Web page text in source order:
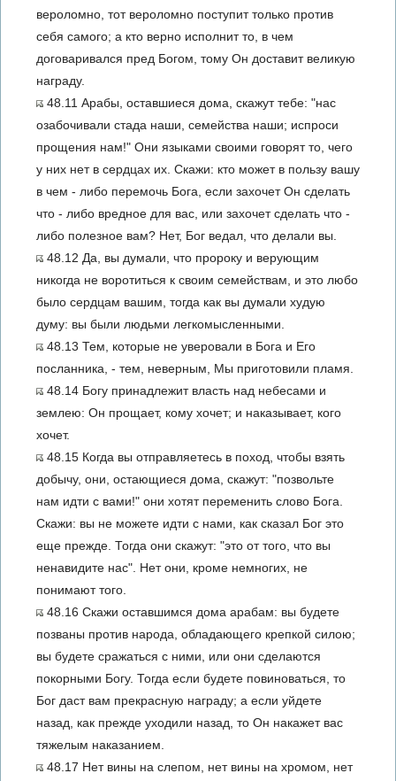
вероломно, тот вероломно поступит только против
себя самого; а кто верно исполнит то, в чем
договаривался пред Богом, тому Он доставит великую
награду.
48.11 Арабы, оставшиеся дома, скажут тебе: "нас
озабочивали стада наши, семейства наши; испроси
прощения нам!" Они языками своими говорят то, чего
у них нет в сердцах их. Скажи: кто может в пользу вашу
в чем - либо перемочь Бога, если захочет Он сделать
что - либо вредное для вас, или захочет сделать что -
либо полезное вам? Нет, Бог ведал, что делали вы.
48.12 Да, вы думали, что пророку и верующим
никогда не воротиться к своим семействам, и это любо
было сердцам вашим, тогда как вы думали худую
думу: вы были людьми легкомысленными.
48.13 Тем, которые не уверовали в Бога и Его
посланника, - тем, неверным, Мы приготовили пламя.
48.14 Богу принадлежит власть над небесами и
землею: Он прощает, кому хочет; и наказывает, кого
хочет.
48.15 Когда вы отправляетесь в поход, чтобы взять
добычу, они, остающиеся дома, скажут: "позвольте
нам идти с вами!" они хотят переменить слово Бога.
Скажи: вы не можете идти с нами, как сказал Бог это
еще прежде. Тогда они скажут: "это от того, что вы
ненавидите нас". Нет они, кроме немногих, не
понимают того.
48.16 Скажи оставшимся дома арабам: вы будете
позваны против народа, обладающего крепкой силою;
вы будете сражаться с ними, или они сделаются
покорными Богу. Тогда если будете повиноваться, то
Бог даст вам прекрасную награду; а если уйдете
назад, как прежде уходили назад, то Он накажет вас
тяжелым наказанием.
48.17 Нет вины на слепом, нет вины на хромом, нет